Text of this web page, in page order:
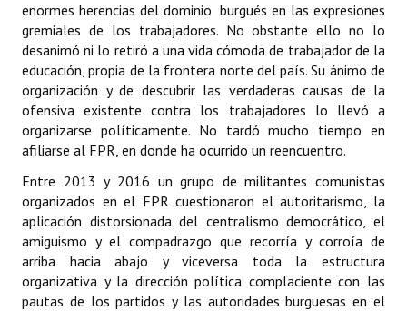
enormes herencias del dominio burgués en las expresiones
gremiales de los trabajadores. No obstante ello no lo
desanimó ni lo retiró a una vida cómoda de trabajador de la
educación, propia de la frontera norte del país. Su ánimo de
organización y de descubrir las verdaderas causas de la
ofensiva existente contra los trabajadores lo llevó a
organizarse políticamente. No tardó mucho tiempo en
afiliarse al FPR, en donde ha ocurrido un reencuentro.
Entre 2013 y 2016 un grupo de militantes comunistas
organizados en el FPR cuestionaron el autoritarismo, la
aplicación distorsionada del centralismo democrático, el
amiguismo y el compadrazgo que recorría y corroía de
arriba hacia abajo y viceversa toda la estructura
organizativa y la dirección política complaciente con las
pautas de los partidos y las autoridades burguesas en el